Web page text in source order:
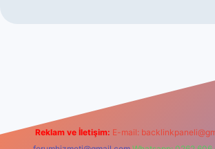
Reklam ve İletişim: E-mail: